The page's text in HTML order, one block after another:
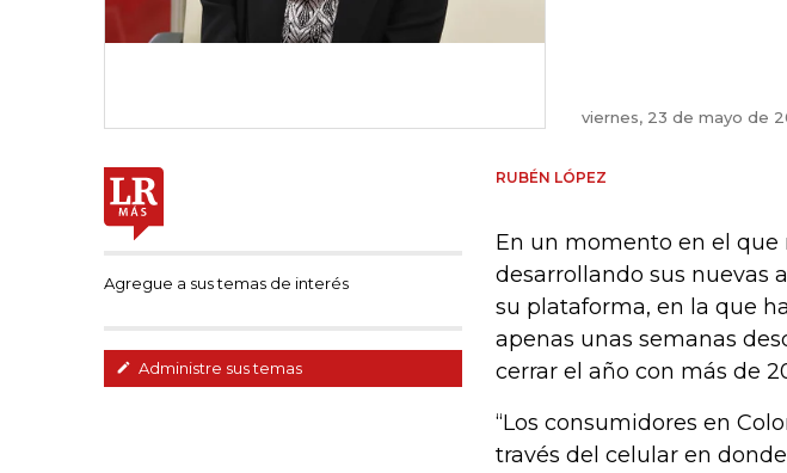
viernes, 23 de mayo de
Agregue a sus temas de interés
Administre sus temas
RUBÉN LÓPEZ
En un momento en el que
desarrollando sus nuevas
su plataforma, en la que
apenas unas semanas
cerrar el año con más de
“Los consumidores en
través del celular en